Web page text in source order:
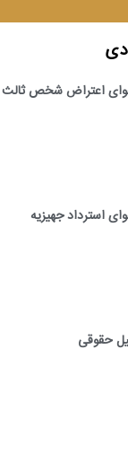
اعتراض شخص ثالث
استرداد جهیزیه
حقوقی